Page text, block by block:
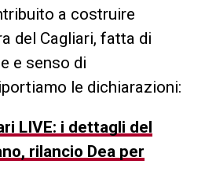
a costruire
del Cagliari, fatta di
e senso di
le dichiarazioni:
LIVE: i dettagli del
rilancio Dea per